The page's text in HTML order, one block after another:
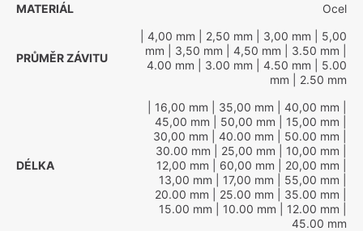
MATERIÁL
Ocel
PRŮMĚR ZÁVITU
| 4,00 mm | 2,50 mm | 3,00 mm | 5,00
mm | 3,50 mm | 4,50 mm | 3.50 mm
4.00 mm | 3.00 mm | 4.50 mm | 5.00
mm | 2.50 mm
DÉLKA
| 16,00 mm | 35,00 mm | 40,00 mm
45,00 mm | 50,00 mm | 15,00 mm
30,00 mm | 40.00 mm | 50.00 mm
30.00 mm | 25,00 mm | 10,00 mm
12,00 mm | 60,00 mm | 20,00 mm
13,00 mm | 17,00 mm | 55,00 mm
20.00 mm | 25.00 mm | 35.00 mm
15.00 mm | 10.00 mm | 12.00 mm
45.00 mm